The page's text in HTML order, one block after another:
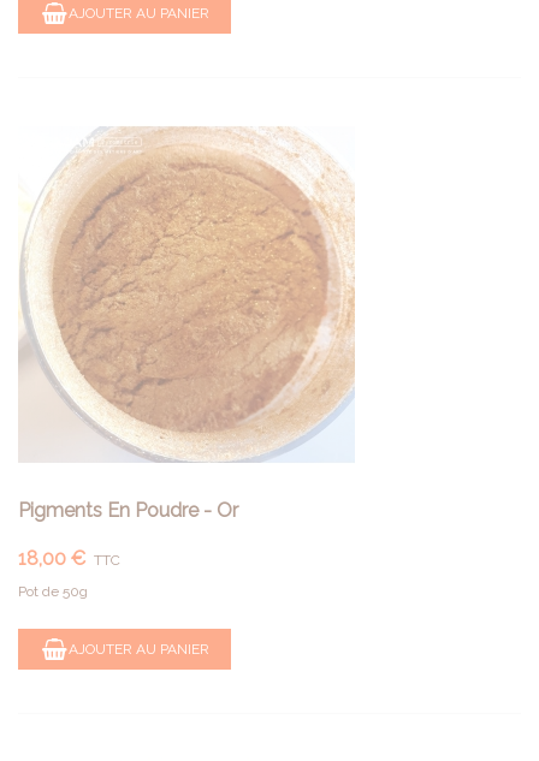
AJOUTER AU PANIER
Pigments En Poudre - Or
18,00 € TTC
Pot de 50g
AJOUTER AU PANIER